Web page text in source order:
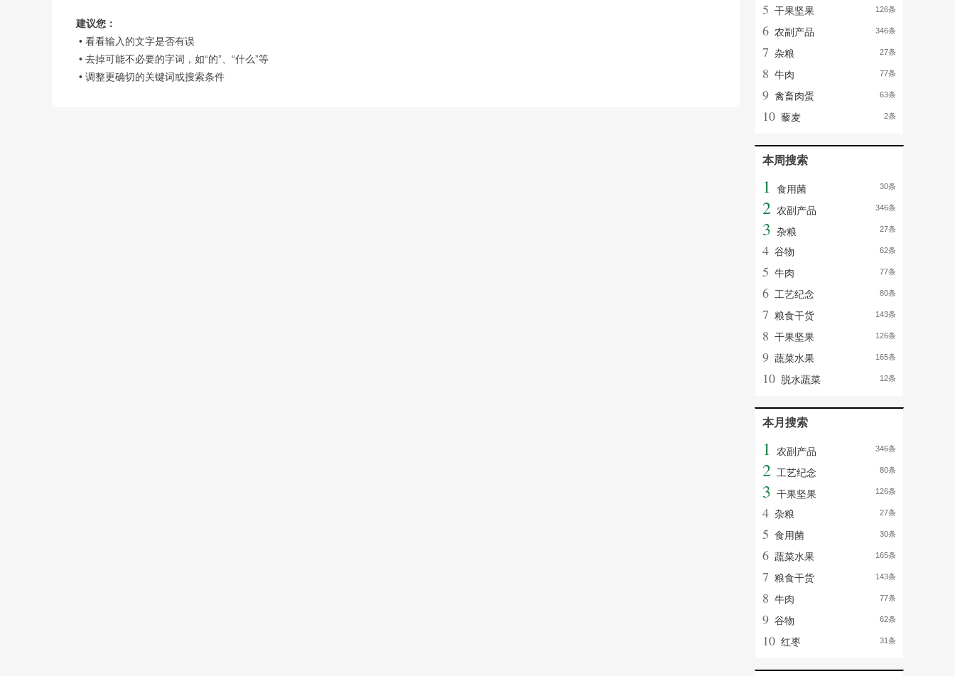
建议您：
• 看看输入的文字是否有误
• 去掉可能不必要的字词，如“的”、“什么”等
• 调整更确切的关键词或搜索条件
5 干果坚果 126条
6 农副产品 346条
7 杂粮 27条
8 牛肉 77条
9 禽畜肉蛋 63条
10 藜麦 2条
本周搜索
1 食用菌 30条
2 农副产品 346条
3 杂粮 27条
4 谷物 62条
5 牛肉 77条
6 工艺纪念 80条
7 粮食干货 143条
8 干果坚果 126条
9 蔬菜水果 165条
10 脱水蔬菜 12条
本月搜索
1 农副产品 346条
2 工艺纪念 80条
3 干果坚果 126条
4 杂粮 27条
5 食用菌 30条
6 蔬菜水果 165条
7 粮食干货 143条
8 牛肉 77条
9 谷物 62条
10 红枣 31条